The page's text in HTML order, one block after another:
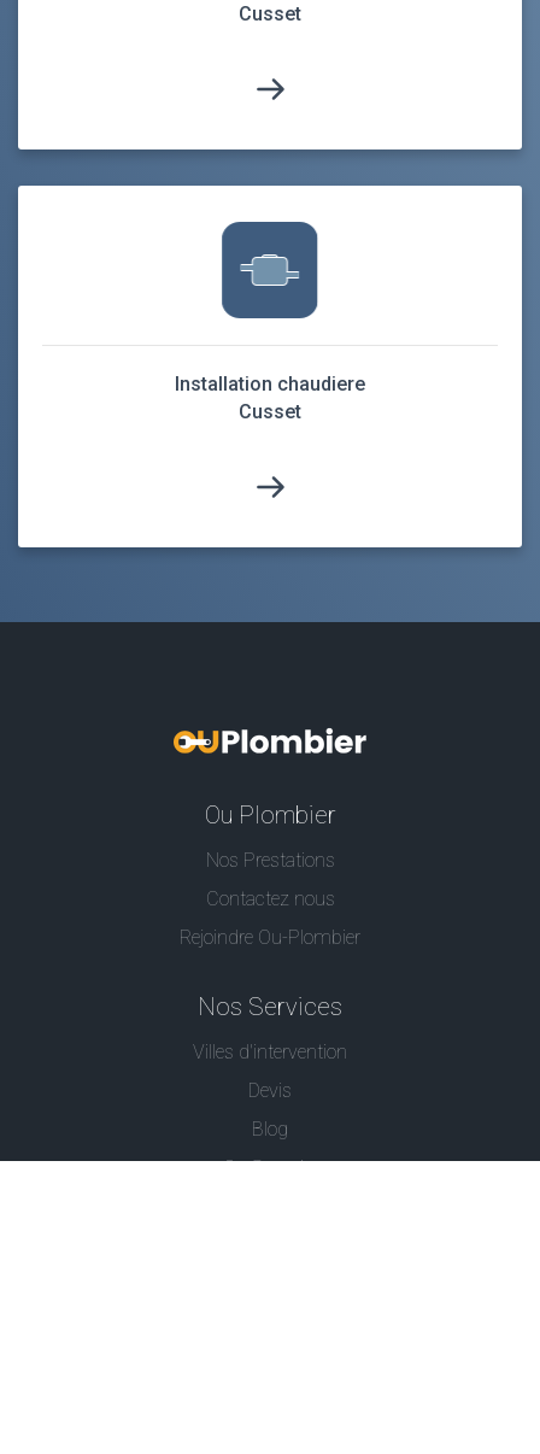
Cusset
Installation chaudiere
Cusset
Ou Plombier
Nos Prestations
Contactez nous
Rejoindre Ou-Plombier
Nos Services
Villes d'intervention
Devis
Blog
Ou Serrurier